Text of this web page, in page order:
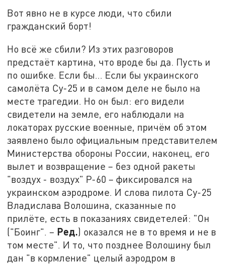
Вот явно не в курсе люди, что сбили
гражданский борт!
Но всё же сбили? Из этих разговоров
предстаёт картина, что вроде бы да. Пусть и
по ошибке. Если бы… Если бы украинского
самолёта Су-25 и в самом деле не было на
месте трагедии. Но он был: его видели
свидетели на земле, его наблюдали на
локаторах русские военные, причём об этом
заявлено было официальным представителем
Министерства обороны России, наконец, его
вылет и возвращение – без одной ракеты
"воздух - воздух" Р-60 – фиксировался на
украинском аэродроме. И слова пилота Су-25
Владислава Волошина, сказанные по
прилёте, есть в показаниях свидетелей: "Он
("Боинг". – Ред.) оказался не в то время и не в
том месте". И то, что позднее Волошину был
дан "в кормление" целый аэродром в